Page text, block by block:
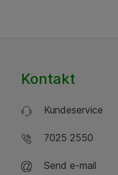
Kontakt
Kundeservice
7025 2550
Send e-mail